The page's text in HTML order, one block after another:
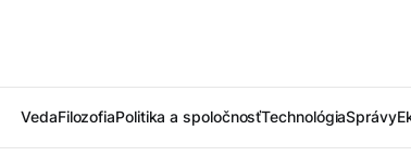
VedaFilozofiaPolitika a spoločnosťTechnológiaSprávy